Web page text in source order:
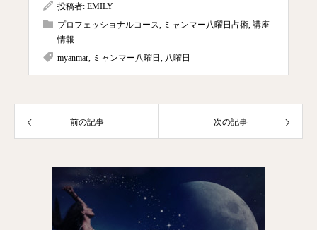
投稿者: EMILY
プロフェッショナルコース, ミャンマー八曜日占術, 講座
情報
myanmar, ミャンマー八曜日 , 八曜日
前の記事 次の記事